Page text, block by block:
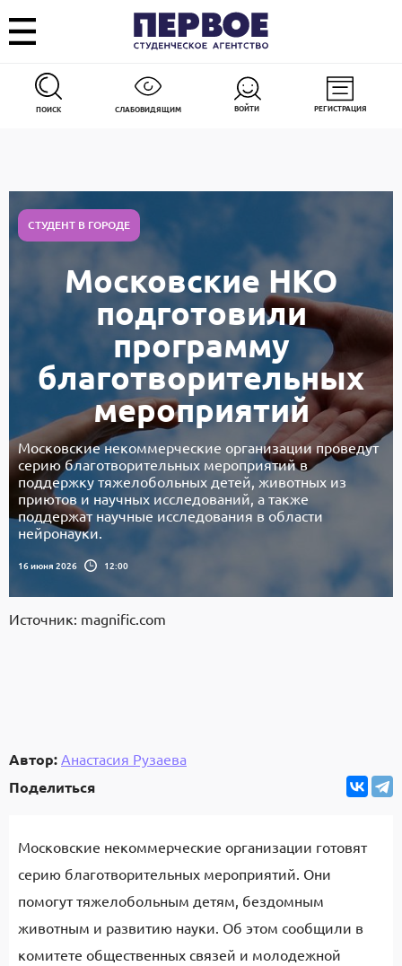
ПОИСК СЛАБОВИДЯЩИМ ВОЙТИ РЕГИСТРАЦИЯ
СТУДЕНТ В ГОРОДЕ
Московские НКО
подготовили
программу
благотворительных
мероприятий
Московские некоммерческие организации проведут
серию благотворительных мероприятий в
поддержку тяжелобольных детей, животных из
приютов и научных исследований, а также
поддержат научные исследования в области
нейронауки.
16 июня 2026 12:00
Источник: magnific.com
Автор: Анастасия Рузаева
Поделиться
Московские некоммерческие организации готовят
серию благотворительных мероприятий. Они
помогут тяжелобольным детям, бездомным
животным и развитию науки. Об этом сообщили в
комитете общественных связей и молодежной